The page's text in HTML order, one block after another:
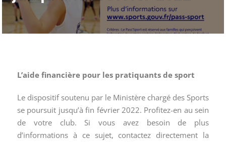
L’aide financière pour les pratiquants de sport
Le dispositif soutenu par le Ministère chargé des Sports
se poursuit jusqu’à fin février 2022. Profitez-en au sein
de votre club. Si vous avez besoin de plus
d’informations à ce sujet, contactez directement la